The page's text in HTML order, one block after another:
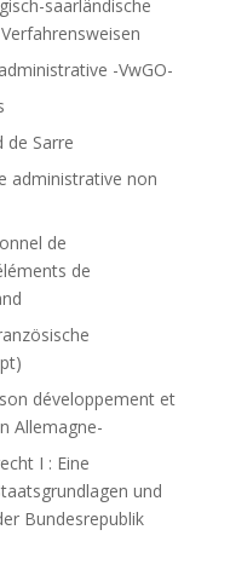
saarländische
-VwGO-
de Sarre
administrative non
de
de
développement et
Allemagne-
I : Eine
und
Bundesrepublik